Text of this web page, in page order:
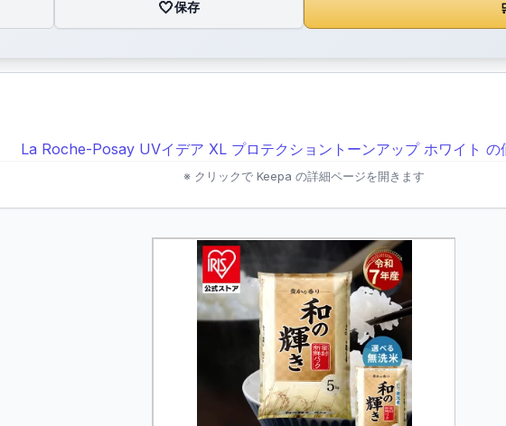
🤍保存
※ クリックで Keepa の詳細ページを開きます